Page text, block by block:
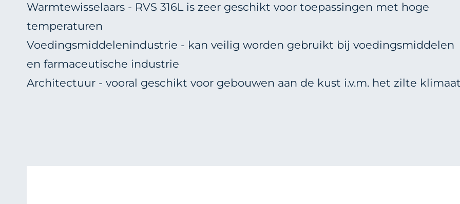
Warmtewisselaars - RVS 316L is zeer geschikt voor toepassingen met hoge
temperaturen
Voedingsmiddelenindustrie - kan veilig worden gebruikt bij voedingsmiddelen
en farmaceutische industrie
Architectuur - vooral geschikt voor gebouwen aan de kust i.v.m. het zilte